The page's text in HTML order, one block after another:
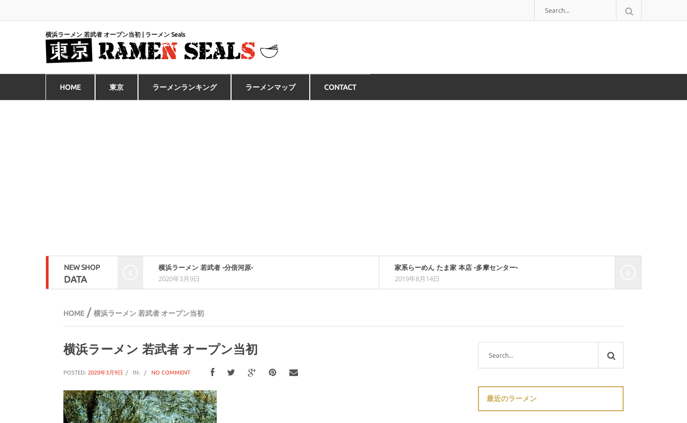
横浜ラーメン 若武者 オープン当初 | ラーメン Seals
HOME 東京 ラーメンランキング ラーメンマップ CONTACT
NEW SHOP
DATA
横浜ラーメン 若武者 -分倍河原-
2020年3月9日
家系らーめん たま家 本店 -多摩センター-
2019年8月14日
HOME / 横浜ラーメン 若武者 オープン当初
横浜ラーメン 若武者 オープン当初
POSTED: 2020年3月9日 IN: NO COMMENT
最近のラーメン